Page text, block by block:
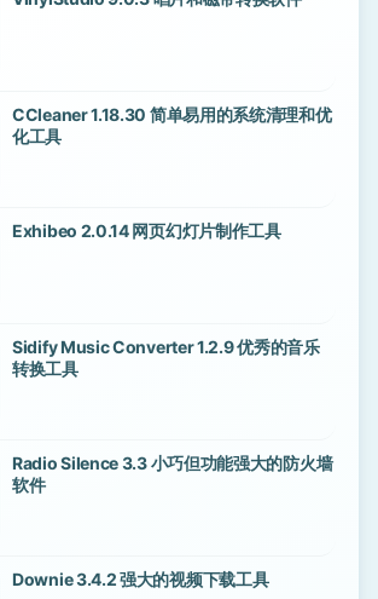
CCleaner 1.18.30 简单易用的系统清理和优
化工具
Exhibeo 2.0.14 网页幻灯片制作工具
Sidify Music Converter 1.2.9 优秀的音乐
转换工具
Radio Silence 3.3 小巧但功能强大的防火墙
软件
Downie 3.4.2 强大的视频下载工具